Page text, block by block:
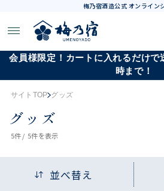
梅乃宿酒造公式 オンライン
会員様限定！カートに入れるだけで
時まで！
サイトTOP グッズ
グッズ
5件 / 5件を表示
並べ替え